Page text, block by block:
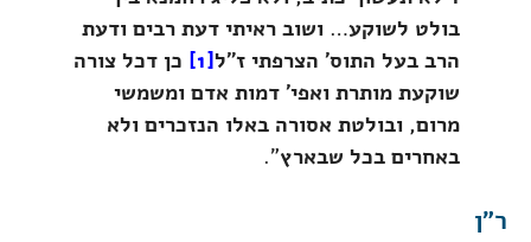
בולט לשוקע… ושוב ראיתי דעת רבים ודעת
הרב בעל התוס' הצרפתי ז"ל[1]
כן דכל צורה
שוקעת מותרת ואפי' דמות אדם ומשמשי
מרום, ובולטת אסורה באלו הנזכרים ולא
באחרים בכל שבארץ".
ר"ן